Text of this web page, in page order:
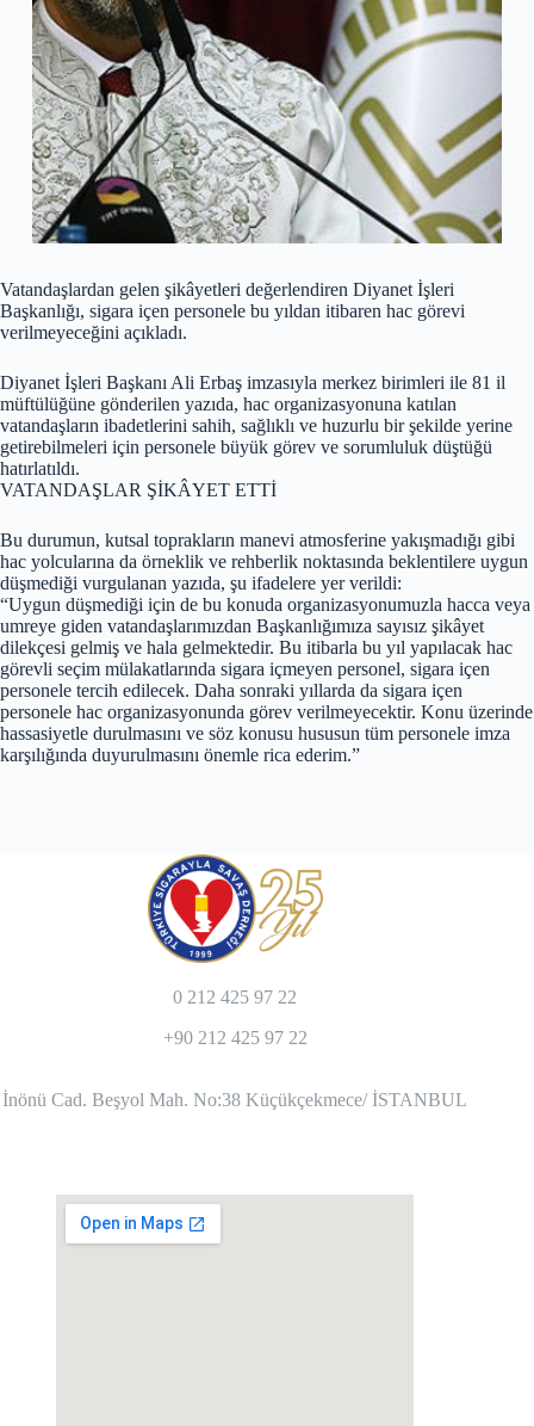
Vatandaşlardan gelen şikâyetleri değerlendiren Diyanet İşleri
Başkanlığı, sigara içen personele bu yıldan itibaren hac görevi
verilmeyeceğini açıkladı.
Diyanet İşleri Başkanı Ali Erbaş imzasıyla merkez birimleri ile 81 il
müftülüğüne gönderilen yazıda, hac organizasyonuna katılan
vatandaşların ibadetlerini sahih, sağlıklı ve huzurlu bir şekilde yerine
getirebilmeleri için personele büyük görev ve sorumluluk düştüğü
hatırlatıldı.
VATANDAŞLAR ŞİKÂYET ETTİ
Bu durumun, kutsal toprakların manevi atmosferine yakışmadığı gibi
hac yolcularına da örneklik ve rehberlik noktasında beklentilere uygun
düşmediği vurgulanan yazıda, şu ifadelere yer verildi:
“Uygun düşmediği için de bu konuda organizasyonumuzla hacca veya
umreye giden vatandaşlarımızdan Başkanlığımıza sayısız şikâyet
dilekçesi gelmiş ve hala gelmektedir. Bu itibarla bu yıl yapılacak hac
görevli seçim mülakatlarında sigara içmeyen personel, sigara içen
personele tercih edilecek. Daha sonraki yıllarda da sigara içen
personele hac organizasyonunda görev verilmeyecektir. Konu üzerinde
hassasiyetle durulmasını ve söz konusu hususun tüm personele imza
karşılığında duyurulmasını önemle rica ederim.”
0 212 425 97 22
+90 212 425 97 22
İnönü Cad. Beşyol Mah. No:38 Küçükçekmece/ İSTANBUL